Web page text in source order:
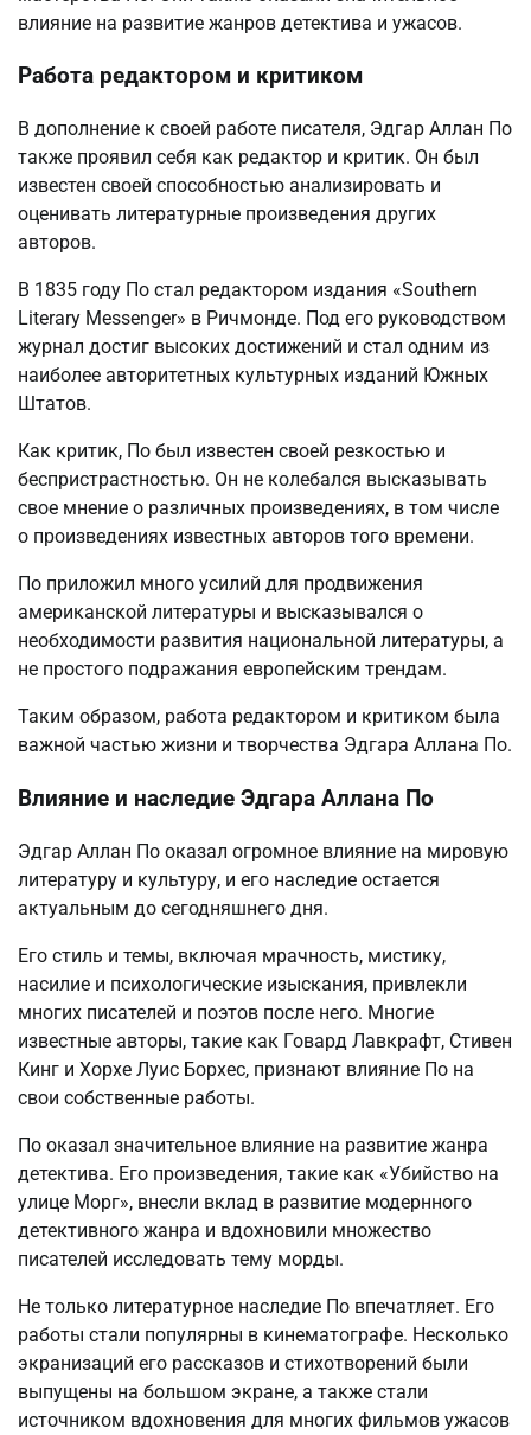
влияние на развитие жанров детектива и ужасов.
Работа редактором и критиком
В дополнение к своей работе писателя, Эдгар Аллан По
также проявил себя как редактор и критик. Он был
известен своей способностью анализировать и
оценивать литературные произведения других
авторов.
В 1835 году По стал редактором издания «Southern
Literary Messenger» в Ричмонде. Под его руководством
журнал достиг высоких достижений и стал одним из
наиболее авторитетных культурных изданий Южных
Штатов.
Как критик, По был известен своей резкостью и
беспристрастностью. Он не колебался высказывать
свое мнение о различных произведениях, в том числе
о произведениях известных авторов того времени.
По приложил много усилий для продвижения
американской литературы и высказывался о
необходимости развития национальной литературы, а
не простого подражания европейским трендам.
Таким образом, работа редактором и критиком была
важной частью жизни и творчества Эдгара Аллана По.
Влияние и наследие Эдгара Аллана По
Эдгар Аллан По оказал огромное влияние на мировую
литературу и культуру, и его наследие остается
актуальным до сегодняшнего дня.
Его стиль и темы, включая мрачность, мистику,
насилие и психологические изыскания, привлекли
многих писателей и поэтов после него. Многие
известные авторы, такие как Говард Лавкрафт, Стивен
Кинг и Хорхе Луис Борхес, признают влияние По на
свои собственные работы.
По оказал значительное влияние на развитие жанра
детектива. Его произведения, такие как «Убийство на
улице Морг», внесли вклад в развитие модернного
детективного жанра и вдохновили множество
писателей исследовать тему морды.
Не только литературное наследие По впечатляет. Его
работы стали популярны в кинематографе. Несколько
экранизаций его рассказов и стихотворений были
выпущены на большом экране, а также стали
источником вдохновения для многих фильмов ужасов